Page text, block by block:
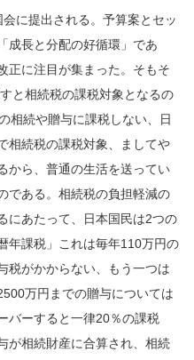
に提出される。予算案とセッ
成長と分配の好循環」であ
正に注目が集まった。そもそ
と相続税の課税対象となるの
相続や贈与に課税しない、日
相続税の課税対象、ましてや
から、普通の生活を送ってい
である。相続税の負担軽減の
にあたって、日本国民は2つの
年課税」これは毎年110万円の
税がかからない、もう一つは
万円までの贈与については
バーすると一律20％の課税
が相続財産に合算され、相続